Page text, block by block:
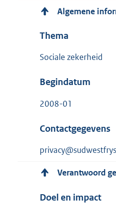
Algemene
Thema
Sociale zekerheid
Begindatum
2008-01
Contactgegevens
Verantwoord
Doel en impact